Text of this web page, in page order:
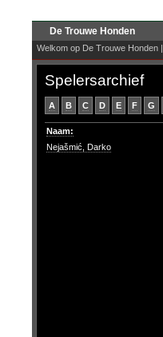
De Trouwe Honden
Welkom op De Trouwe Honden |
Spelersarchief
A B C D E F G
Naam:
Nejašmić, Darko